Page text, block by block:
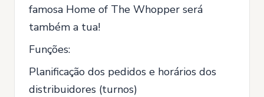
famosa Home of The Whopper será
também a tua!
Funções:
Planificação dos pedidos e horários dos
distribuidores (turnos)